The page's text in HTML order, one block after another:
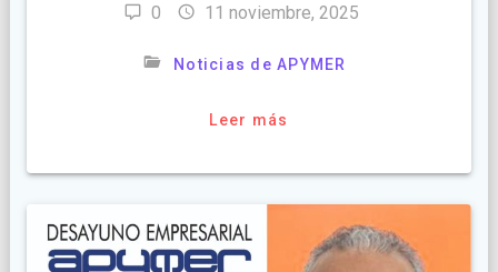
0 11 noviembre, 2025
Noticias de APYMER
Leer más